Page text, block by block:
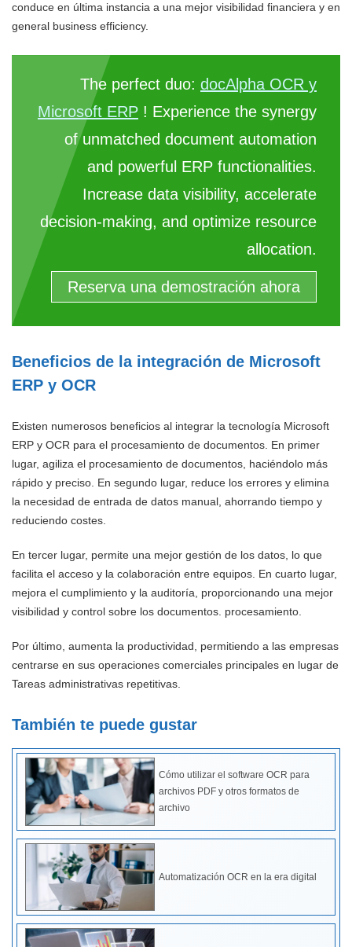
conduce en última instancia a una mejor visibilidad financiera y en
general business efficiency.
The perfect duo: docAlpha OCR y
Microsoft ERP ! Experience the synergy
of unmatched document automation
and powerful ERP functionalities.
Increase data visibility, accelerate
decision-making, and optimize resource
allocation.
Reserva una demostración ahora
Beneficios de la integración de Microsoft
ERP y OCR
Existen numerosos beneficios al integrar la tecnología Microsoft
ERP y OCR para el procesamiento de documentos. En primer
lugar, agiliza el procesamiento de documentos, haciéndolo más
rápido y preciso. En segundo lugar, reduce los errores y elimina
la necesidad de entrada de datos manual, ahorrando tiempo y
reduciendo costes.
En tercer lugar, permite una mejor gestión de los datos, lo que
facilita el acceso y la colaboración entre equipos. En cuarto lugar,
mejora el cumplimiento y la auditoría, proporcionando una mejor
visibilidad y control sobre los documentos. procesamiento.
Por último, aumenta la productividad, permitiendo a las empresas
centrarse en sus operaciones comerciales principales en lugar de
Tareas administrativas repetitivas.
También te puede gustar
Cómo utilizar el software OCR para
archivos PDF y otros formatos de
archivo
Automatización OCR en la era digital